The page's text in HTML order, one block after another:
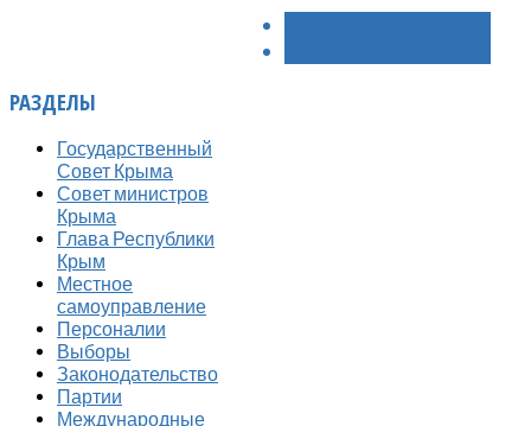
РАЗДЕЛЫ
Государственный
Совет Крыма
Совет министров
Крыма
Глава Республики
Крым
Местное
самоуправление
Персоналии
Выборы
Законодательство
Партии
Международные